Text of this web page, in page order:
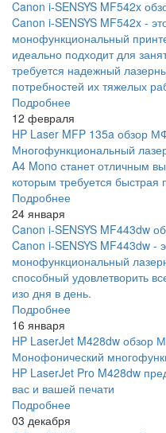
Canon i-SENSYS MF542x
Canon i-SENSYS MF542x -
монофункциональный
идеально подходит для
требуется надежный
потребностей их тяжелых
Подробнее
12 февраля
HP Laser MFP 135a обзор
Многофункциональный
A4 Mono станет отличным
которым требуется быстрая
Подробнее
24 января
Canon i-SENSYS MF443dw
Canon i-SENSYS MF443dw -
монофункциональный
способный удовлетворить
изо дня в день.
Подробнее
16 января
HP LaserJet M428dw обзор
Монофонический
HP LaserJet Pro M428dw
вас и вашей печати
Подробнее
03 декабря